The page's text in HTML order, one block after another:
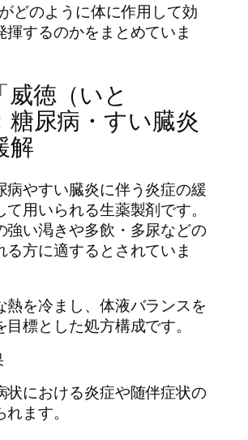
どのように体に作用して効
揮するのかをまとめていま
徳（いと
糖尿病・すい臓炎
解
病やすい臓炎に伴う炎症の緩
用いられる生薬製剤です。
強い渇きや多飲・多尿などの
る方に適するとされていま
熱を冷まし、体液バランスを
標とした処方構成です。
状における炎症や随伴症状の
ます。